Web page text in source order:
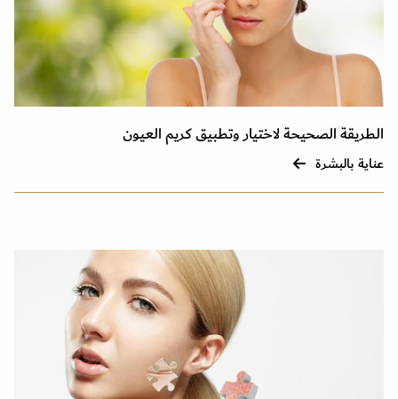
الطريقة الصحيحة لاختيار وتطبيق كريم العيون
عناية بالبشرة